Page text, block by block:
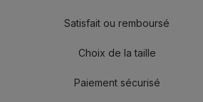
Satisfait ou remboursé
Choix de la taille
Paiement sécurisé